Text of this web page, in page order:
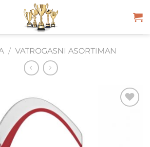
/ VATROGASNI ASORTIMAN